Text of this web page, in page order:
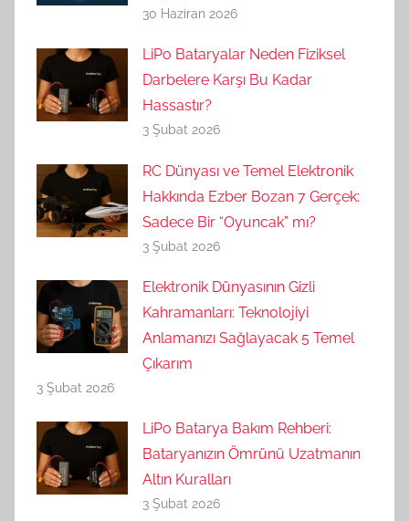
30 Haziran 2026
LiPo Bataryalar Neden Fiziksel
Darbelere Karşı Bu Kadar
Hassastır?
3 Şubat 2026
RC Dünyası ve Temel Elektronik
Hakkında Ezber Bozan 7 Gerçek:
Sadece Bir “Oyuncak” mı?
3 Şubat 2026
Elektronik Dünyasının Gizli
Kahramanları: Teknolojiyi
Anlamanızı Sağlayacak 5 Temel
Çıkarım
3 Şubat 2026
LiPo Batarya Bakım Rehberi:
Bataryanızın Ömrünü Uzatmanın
Altın Kuralları
3 Şubat 2026